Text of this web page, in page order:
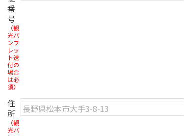
番
号
（観
光パ
ンフ
レッ
ト送
付の
場合
は必
須）
住
所
（観
光パ